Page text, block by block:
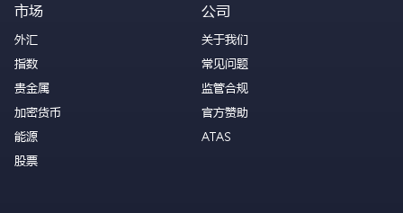
市场
外汇
指数
贵金属
加密货币
能源
股票
公司
关于我们
常见问题
监管合规
官方赞助
ATAS